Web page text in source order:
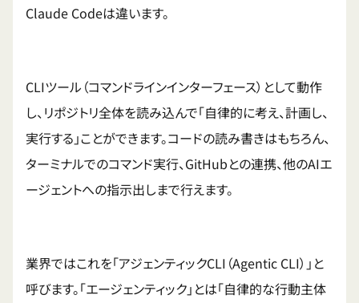
Claude Codeは違います。
CLIツール（コマンドラインインターフェース）として動作
し、リポジトリ全体を読み込んで「自律的に考え、計画し、
実行する」ことができます。コードの読み書きはもちろん、
ターミナルでのコマンド実行、GitHubとの連携、他のAIエ
ージェントへの指示出しまで行えます。
業界ではこれを「アジェンティックCLI（Agentic CLI）」と
呼びます。「エージェンティック」とは「自律的な行動主体